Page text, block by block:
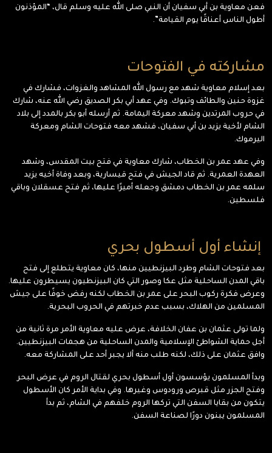
فعن معاوية بن أبي سفيان أن النبي صلى الله عليه وسلم قال، “المؤذنون
أطول الناس أعناقًا يوم القيامة”.
مشاركته في الفتوحات
بعد إسلام معاوية شهد مع رسول الله المشاهد والغزوات، فشارك في
غزوة حنين والطائف وتبوك. وفي عهد أبي بكر الصديق رضي الله عنه، شارك
في حروب المرتدين وشهد معركة اليمامة. ثم أرسله أبو بكر بالمدد إلى بلاد
الشام لأخية يزيد بن أبي سفيان، فشهد معه فتوحات الشام ومعركة
اليرموك.
وفي عهد عمر بن الخطاب، شارك معاوية في فتح بيت المقدس، وشهد
العهدة العمرية. ثم قاد الجيش في فتح قيسارية، وبعد وفاة أخيه يزيد
سلمه عمر بن الخطاب دمشق وجعله أميرًا عليها، ثم فتح عسقلان وباقي
فلسطين.
إنشاء أول أسطول بحري
بعد فتوحات الشام وطرد البيزنطيين منها، كان معاوية يتطلع إلى فتح
باقي المدن الساحلية مثل عكا وصور التي كان البيزنطيون يسيطرون عليها.
وعرض فكرة ركوب البحر على عمر بن الخطاب لكنه رفض خوفًا على جيش
المسلمين من الهلاك، بسبب عدم خبرتهم في الحروب البحرية.
ولما تولى عثمان بن عفان الخلافة، عرض عليه معاوية الأمر مرة ثانية من
أجل حماية الشواطئ الإسلامية والمدن الساحلية من هجمات البيزنطيين.
وافق عثمان على ذلك، لكنه طلب منه ألا يجبر أحد على المشاركة معه.
وبدأ المسلمون يؤسسون أول أسطول بحري لقتال الروم في عرض البحر
وفتح الجزر مثل قبرص ورودوس وغيرها. وفي بداية الأمر كان الأسطول
يتكون من بقايا السفن التي تركها الروم خلفهم في الشام، ثم بدأ
المسلمون يبنون دورًا لصناعة السفن.